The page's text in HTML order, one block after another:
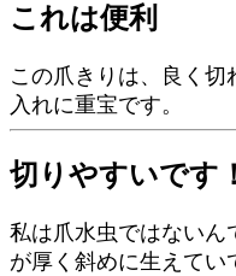
これは便利
この爪きりは、良く
入れに重宝です。
切りやすいです！
私は爪水虫ではないん
が厚く斜めに生えてい